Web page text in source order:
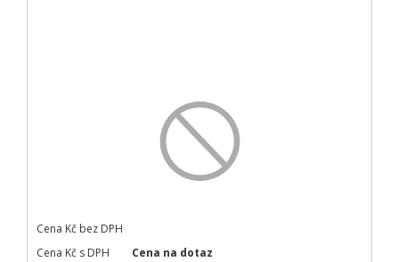
Cena Kč bez DPH
Cena Kč s DPH
Cena na dotaz